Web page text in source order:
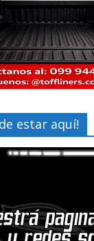
estar aquí!